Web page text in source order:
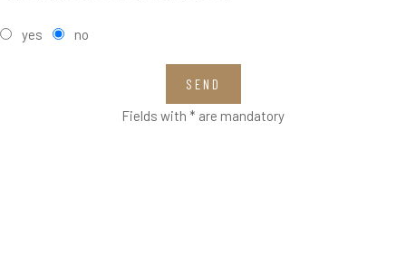
yes no
SEND
Fields with * are mandatory